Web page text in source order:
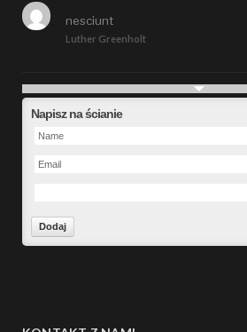
Luther Greenholt
nesciunt
Future
Napisz na ścianie